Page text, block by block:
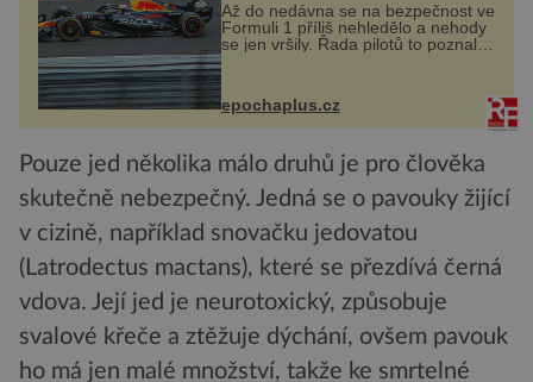
Až do nedávna se na bezpečnost ve
Formuli 1 příliš nehledělo a nehody
se jen vršily. Řada pilotů to poznala
na vlastní kůži, často s trvalými
následky nebo bohužel i ztrátou
života. Dnes nepochopiteln...
epochaplus.cz
Pouze jed několika málo druhů je pro člověka
skutečně nebezpečný. Jedná se o pavouky žijící
v cizině, například snovačku jedovatou
(Latrodectus mactans), které se přezdívá černá
vdova. Její jed je neurotoxický, způsobuje
svalové křeče a ztěžuje dýchání, ovšem pavouk
ho má jen malé množství, takže ke smrtelné